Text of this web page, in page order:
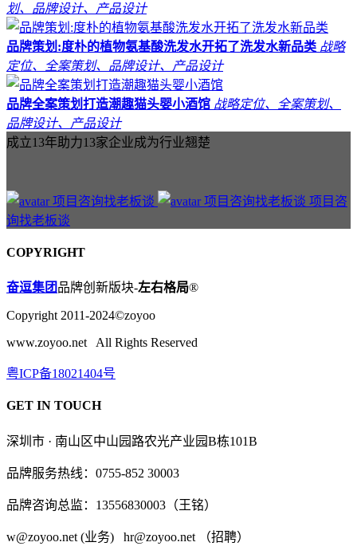
划、品牌设计、产品设计
品牌策划:度朴的植物氨基酸洗发水开拓了洗发水新品类 战略
定位、全案策划、品牌设计、产品设计
品牌全案策划打造潮趣猫头婴小酒馆 战略定位、全案策划、
品牌设计、产品设计
成立13年助力13家企业成为行业翘楚
项目咨
询找老板谈
COPYRIGHT
奋逗集团品牌创新版块-左右格局®
Copyright 2011-2024©zoyoo
www.zoyoo.net All Rights Reserved
粤ICP备18021404号
GET IN TOUCH
深圳市 · 南山区中山园路农光产业园B栋101B
品牌服务热线：0755-852 30003
品牌咨询总监：13556830003（王铭）
w@zoyoo.net (业务) hr@zoyoo.net （招聘）